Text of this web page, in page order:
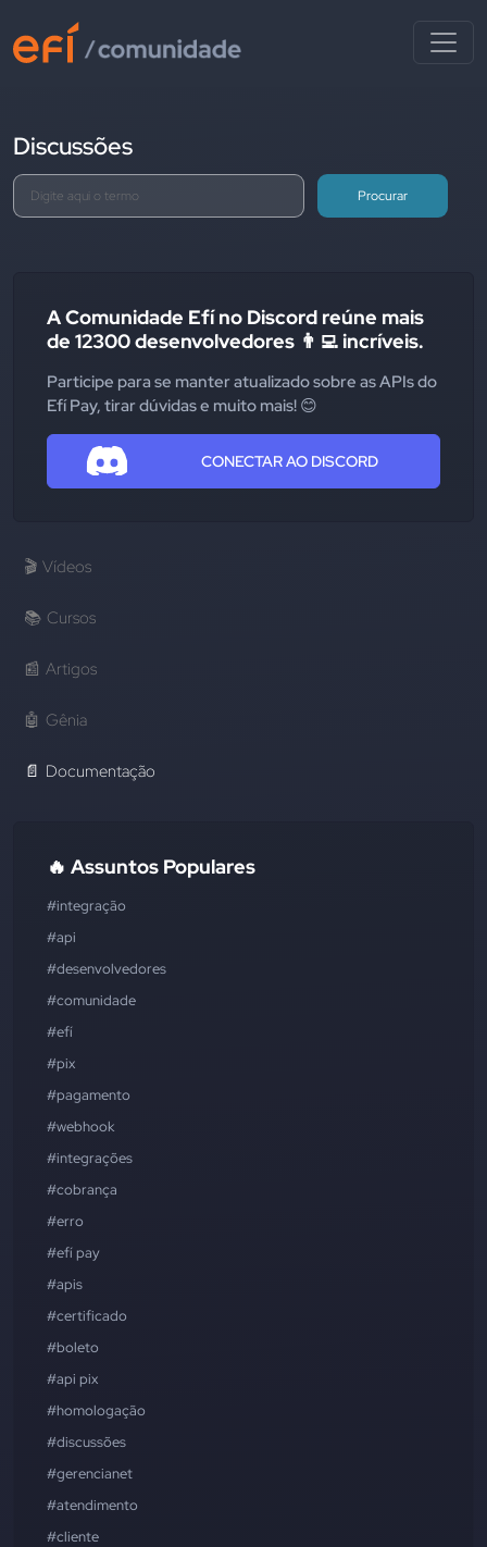
Discussões
Procurar
A Comunidade Efí no Discord reúne mais
de 12300 desenvolvedores 👨‍💻 incríveis.
Participe para se manter atualizado sobre as APIs do
Efí Pay, tirar dúvidas e muito mais! 😊
CONECTAR AO DISCORD
🎬 Vídeos
📚 Cursos
📰 Artigos
🤖 Gênia
📄 Documentação
🔥 Assuntos Populares
#integração
#api
#desenvolvedores
#comunidade
#efí
#pix
#pagamento
#webhook
#integrações
#cobrança
#erro
#efí pay
#apis
#certificado
#boleto
#api pix
#homologação
#discussões
#gerencianet
#atendimento
#cliente